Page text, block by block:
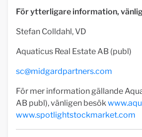
För ytterligare information,
Stefan Colldahl, VD
Aquaticus Real Estate AB (publ)
sc@midgardpartners.com
För mer information gällande
AB publ), vänligen besök
www.spotlightstockmarket.com